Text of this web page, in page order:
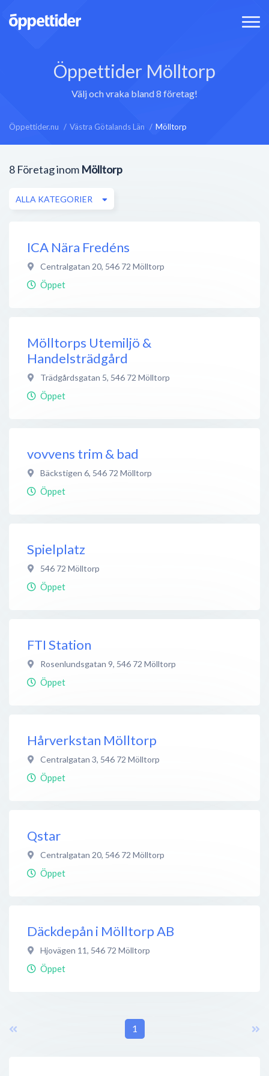
Öppettider Mölltorp
Välj och vraka bland 8 företag!
Öppettider.nu Västra Götalands Län Mölltorp
8 Företag inom Mölltorp
ALLA KATEGORIER
ICA Nära Fredéns
Centralgatan 20, 546 72 Mölltorp
Öppet
Mölltorps Utemiljö &
Handelsträdgård
Trädgårdsgatan 5, 546 72 Mölltorp
Öppet
vovvens trim & bad
Bäckstigen 6, 546 72 Mölltorp
Öppet
Spielplatz
546 72 Mölltorp
Öppet
FTI Station
Rosenlundsgatan 9, 546 72 Mölltorp
Öppet
Hårverkstan Mölltorp
Centralgatan 3, 546 72 Mölltorp
Öppet
Qstar
Centralgatan 20, 546 72 Mölltorp
Öppet
Däckdepån i Mölltorp AB
Hjovägen 11, 546 72 Mölltorp
Öppet
1